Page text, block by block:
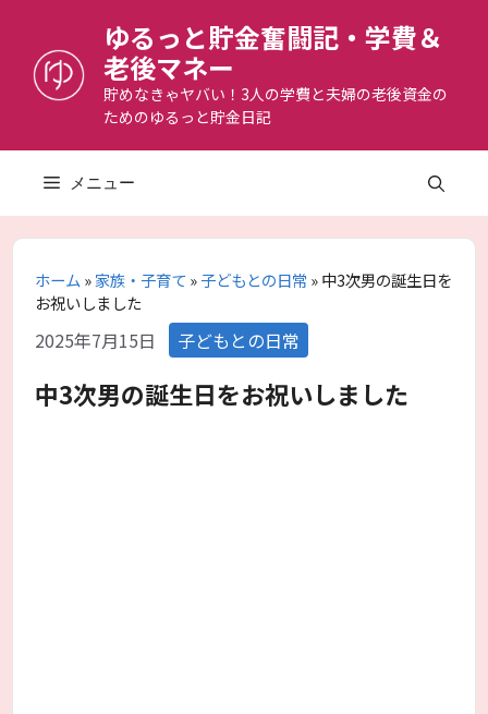
へ
ゆるっと貯金奮闘記・学費＆
老後マネー
貯めなきゃヤバい！3人の学費と夫婦の老後資金の
ためのゆるっと貯金日記
メニュー
ホーム»家族・子育て»子どもとの日常 »中3次男の誕生日を
お祝いしました
2025年7月15日 カ
テ
ゴ
リ
子どもとの日常
中3次男の誕生日をお祝いしました